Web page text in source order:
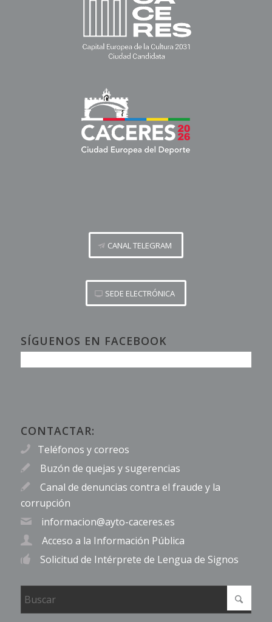
CANAL TELEGRAM
SEDE ELECTRÓNICA
SÍGUENOS EN FACEBOOK
CONTACTAR:
Teléfonos y correos
Buzón de quejas y sugerencias
Canal de denuncias contra el fraude y la
corrupción
informacion@ayto-caceres.es
Acceso a la Información Pública
Solicitud de Intérprete de Lengua de Signos